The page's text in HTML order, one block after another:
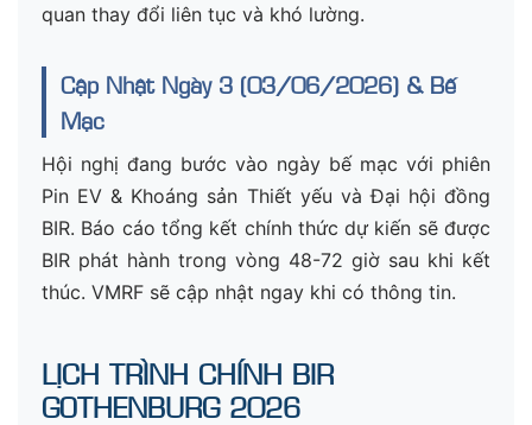
quan thay đổi liên tục và khó lường.
Cập Nhật Ngày 3 (03/06/2026) & Bế
Mạc
Hội nghị đang bước vào ngày bế mạc với phiên
Pin EV & Khoáng sản Thiết yếu và Đại hội đồng
BIR. Báo cáo tổng kết chính thức dự kiến sẽ được
BIR phát hành trong vòng 48-72 giờ sau khi kết
thúc. VMRF sẽ cập nhật ngay khi có thông tin.
LỊCH TRÌNH CHÍNH BIR
GOTHENBURG 2026